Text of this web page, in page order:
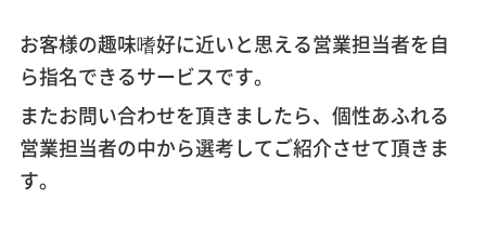
お客様の趣味嗜好に近いと思える営業担当者を自
ら指名できるサービスです。
またお問い合わせを頂きましたら、個性あふれる
営業担当者の中から選考してご紹介させて頂きま
す。